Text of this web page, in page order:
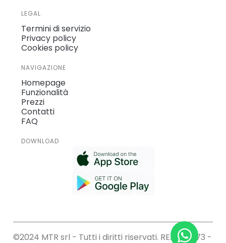
LEGAL
Termini di servizio
Privacy policy
Cookies policy
NAVIGAZIONE
Homepage
Funzionalità
Prezzi
Contatti
FAQ
DOWNLOAD
©2024 MTR srl - Tutti i diritti riservati. REA: 212573 -